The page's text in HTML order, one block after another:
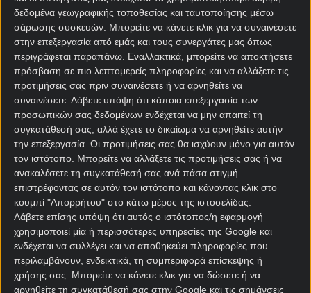
δεδομένα γεωγραφικής τοποθεσίας και ταυτοποίησης μέσω
σάρωσης συσκευών. Μπορείτε να κάνετε κλικ για να συναινέσετε
στην επεξεργασία από εμάς και τους συνεργάτες μας όπως
περιγράφεται παραπάνω. Εναλλακτικά, μπορείτε να αποκτήσετε
πρόσβαση σε πιο λεπτομερείς πληροφορίες και να αλλάξετε τις
προτιμήσεις σας πριν συναινέσετε ή να αρνηθείτε να
συναινέσετε. Λάβετε υπόψη ότι κάποια επεξεργασία των
προσωπικών σας δεδομένων ενδέχεται να μην απαιτεί τη
συγκατάθεσή σας, αλλά έχετε το δικαίωμα να αρνηθείτε αυτήν
την επεξεργασία. Οι προτιμήσεις σας θα ισχύουν μόνο για αυτόν
τον ιστότοπο. Μπορείτε να αλλάξετε τις προτιμήσεις σας ή να
ανακαλέσετε τη συγκατάθεσή σας ανά πάσα στιγμή
επιστρέφοντας σε αυτόν τον ιστότοπο και κάνοντας κλικ στο
κουμπί "Απορρήτου" στο κάτω μέρος της ιστοσελίδας.
Λάβετε επίσης υπόψη ότι αυτός ο ιστότοπος/η εφαρμογή
χρησιμοποιεί μία ή περισσότερες υπηρεσίες της Google και
ενδέχεται να συλλέγει και να αποθηκεύει πληροφορίες που
περιλαμβάνουν, ενδεικτικά, τη συμπεριφορά επίσκεψης ή
χρήσης σας. Μπορείτε να κάνετε κλικ για να δώσετε ή να
αρνηθείτε τη συγκατάθεσή σας στην Google και τις σημάνσεις
Αρχική Σελίδα
Χρήστος Σωτηρακόπουλος
Προγνωστικά
Βαθμολογίες - Στατιστικά
Κουπόνι
Πρόγραμμα TV
Προσφορές*